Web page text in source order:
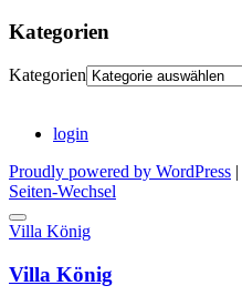
Kategorien
Kategorien
login
Proudly powered by WordPress |
Seiten-Wechsel
Villa König
Villa König